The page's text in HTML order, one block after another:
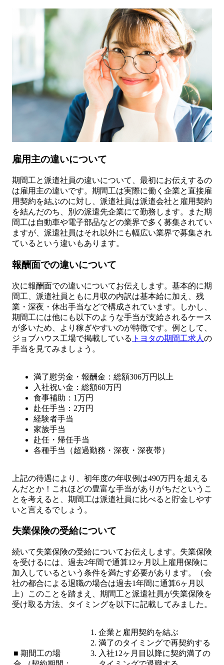
雇用主の違いについて
期間工と派遣社員の違いについて、最初にお伝えするの
は雇用主の違いです。期間工は実際に働く企業と直接雇
用契約を結ぶのに対し、派遣社員は派遣会社と雇用契約
を結んだのち、別の派遣先企業にて勤務します。また期
間工は自動車や電子部品などの業界で多く募集されてい
ますが、派遣社員はそれ以外にも幅広い業界で募集され
ているという違いもあります。
報酬面での違いについて
次に報酬面での違いについてお伝えします。基本的に期
間工、派遣社員ともに月収の内訳は基本給に加え、残
業・深夜・休出手当などで構成されています。しかし、
期間工には他にも以下のような手当が支給されるケース
が多いため、より稼ぎやすいのが特徴です。例として、
ジョブハウス工場で掲載している トヨタの期間工求人 の
手当を見てみましょう。
満了慰労金・報酬金：総額306万円以上
入社祝い金：総額60万円
食事補助：1万円
赴任手当：2万円
経験者手当
家族手当
赴任・帰任手当
各種手当（超過勤務・深夜・深夜帯）
上記の待遇により、初年度の年収例は490万円を超える
んだとか！これほどの豊富な手当がありがちだというこ
とを考えると、期間工は派遣社員に比べると貯金しやす
いと言えるでしょう。
失業保険の受給について
続いて失業保険の受給についてお伝えします。失業保険
を受けるには、過去2年間で通算12ヶ月以上雇用保険に
加入しているという条件を満たす必要があります。（会
社の都合による退職の場合は過去1年間に通算6ヶ月以
上）このことを踏まえ、期間工と派遣社員が失業保険を
受け取る方法、タイミングを以下に記載してみました。
■ 期間工の場
企業と雇用契約を結ぶ
満了のタイミングで再契約する
入社12ヶ月目以降に契約満了の